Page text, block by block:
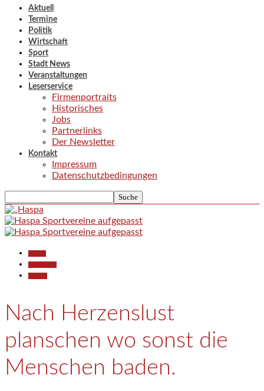
Aktuell
Termine
Politik
Wirtschaft
Sport
Stadt News
Veranstaltungen
Leserservice
Firmenportraits
Historisches
Jobs
Partnerlinks
Der Newsletter
Kontakt
Impressum
Datenschutzbedingungen
Nach Herzenslust
planschen wo sonst die
Menschen baden.